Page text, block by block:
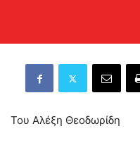
Του Αλέξη Θεοδωρίδη